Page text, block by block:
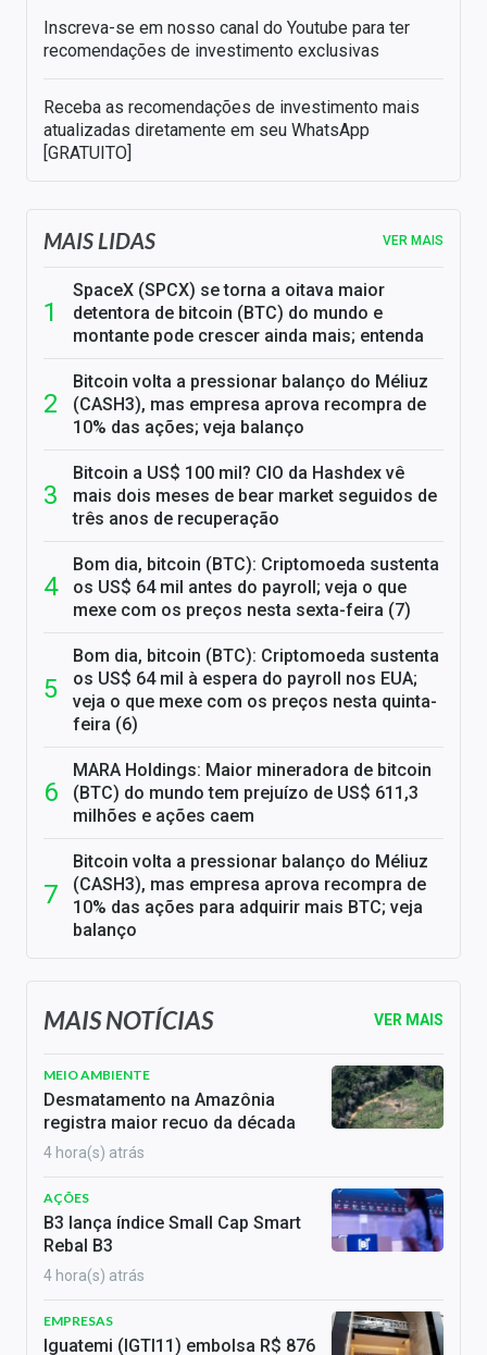
Inscreva-se em nosso canal do Youtube para ter
recomendações de investimento exclusivas
Receba as recomendações de investimento mais
atualizadas diretamente em seu WhatsApp
[GRATUITO]
MAIS LIDAS VER MAIS
SpaceX (SPCX) se torna a oitava maior
detentora de bitcoin (BTC) do mundo e
montante pode crescer ainda mais; entenda
Bitcoin volta a pressionar balanço do Méliuz
(CASH3), mas empresa aprova recompra de
10% das ações; veja balanço
Bitcoin a US$ 100 mil? CIO da Hashdex vê
mais dois meses de bear market seguidos de
três anos de recuperação
Bom dia, bitcoin (BTC): Criptomoeda sustenta
os US$ 64 mil antes do payroll; veja o que
mexe com os preços nesta sexta-feira (7)
Bom dia, bitcoin (BTC): Criptomoeda sustenta
os US$ 64 mil à espera do payroll nos EUA;
veja o que mexe com os preços nesta quinta-
feira (6)
MARA Holdings: Maior mineradora de bitcoin
(BTC) do mundo tem prejuízo de US$ 611,3
milhões e ações caem
Bitcoin volta a pressionar balanço do Méliuz
(CASH3), mas empresa aprova recompra de
10% das ações para adquirir mais BTC; veja
balanço
MAIS NOTÍCIAS VER MAIS
MEIO AMBIENTE
Desmatamento na Amazônia
registra maior recuo da década
4 hora(s) atrás
AÇÕES
B3 lança índice Small Cap Smart
Rebal B3
4 hora(s) atrás
EMPRESAS
Iguatemi (IGTI11) embolsa R$ 876